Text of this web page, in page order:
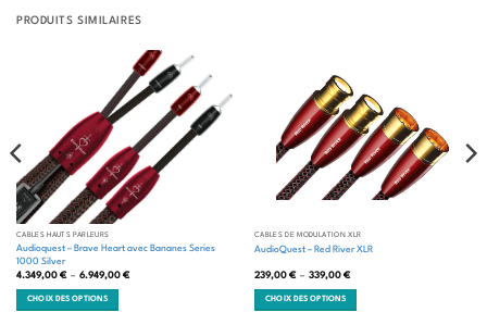
PRODUITS SIMILAIRES
CÂBLES HAUTS PARLEURS
Audioquest – Brave Heart avec Bananes Series
1000 Silver
4.349,00 € – 6.949,00 €Plage
CHOIX DES OPTIONS
CÂBLES DE MODULATION XLR
AudioQuest – Red River XLR
239,00 € – 339,00 €Plage
CHOIX DES OPTIONS